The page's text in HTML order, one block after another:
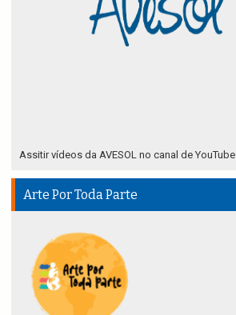
Assitir vídeos da AVESOL no canal de YouTube
Arte Por Toda Parte